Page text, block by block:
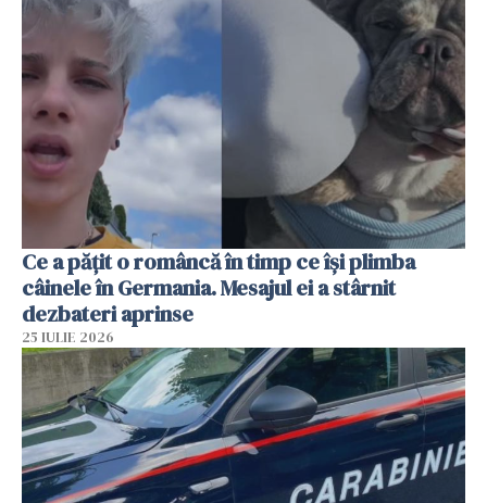
Ce a pățit o româncă în timp ce își plimba
câinele în Germania. Mesajul ei a stârnit
dezbateri aprinse
25 IULIE 2026